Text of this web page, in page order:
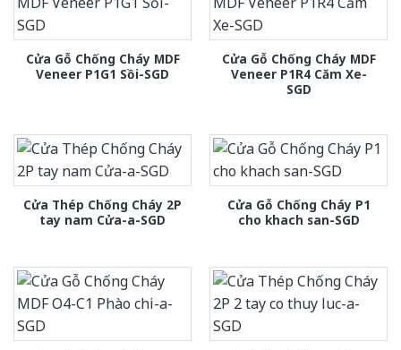
Cửa Gỗ Chống Cháy MDF
Veneer P1G1 Sồi-SGD
Cửa Gỗ Chống Cháy MDF
Veneer P1R4 Căm Xe-
SGD
Cửa Thép Chống Cháy 2P
tay nam Cửa-a-SGD
Cửa Gỗ Chống Cháy P1
cho khach san-SGD